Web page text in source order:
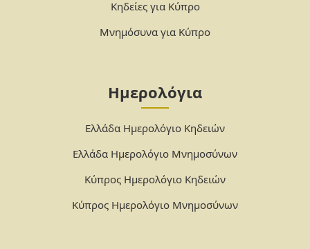
Κηδείες για Κύπρο
Μνημόσυνα για Κύπρο
Ημερολόγια
Ελλάδα Ημερολόγιο Κηδειών
Ελλάδα Ημερολόγιο Μνημοσύνων
Κύπρος Ημερολόγιο Κηδειών
Κύπρος Ημερολόγιο Μνημοσύνων